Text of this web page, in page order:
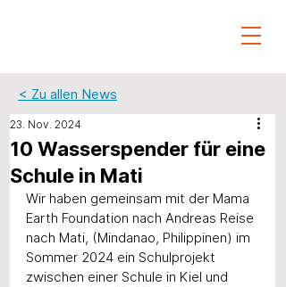
< Zu allen News
10 Wasserspender für eine
Schule in Mati
23. Nov. 2024
Wir haben gemeinsam mit der Mama
Earth Foundation nach Andreas Reise
nach Mati, (Mindanao, Philippinen) im
Sommer 2024 ein Schulprojekt
zwischen einer Schule in Kiel und